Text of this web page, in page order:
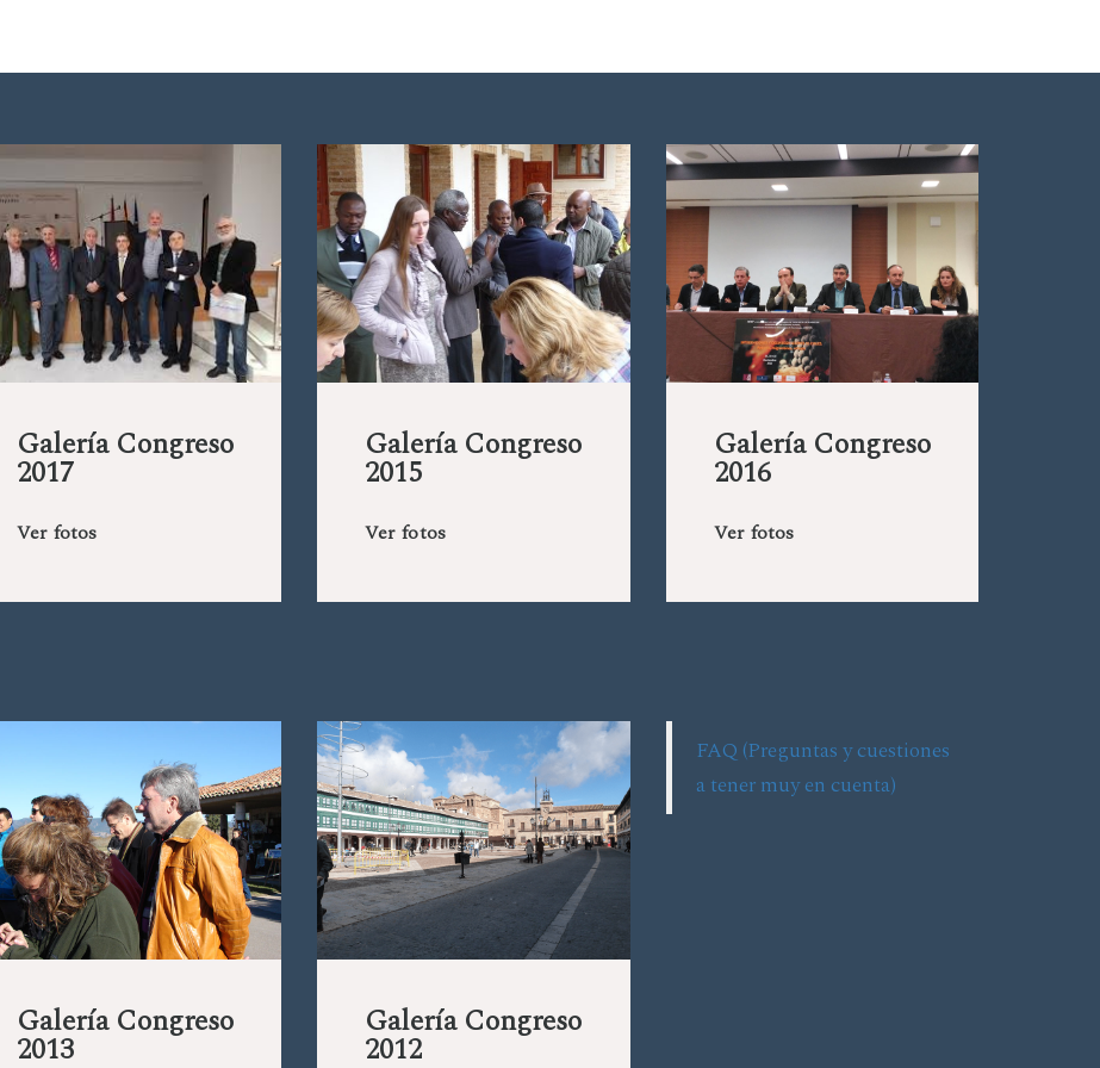
Galería Congreso
2017
Ver fotos
Galería Congreso
2015
Ver fotos
Galería Congreso
2016
Ver fotos
Galería Congreso
2013
Galería Congreso
2012
FAQ (Preguntas y cuestiones
a tener muy en cuenta)